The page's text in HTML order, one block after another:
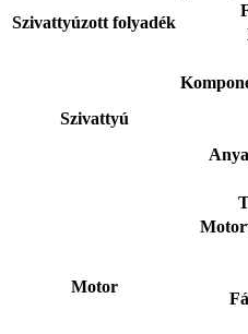
Szivattyúzott folyadék
Szivattyú
Motor